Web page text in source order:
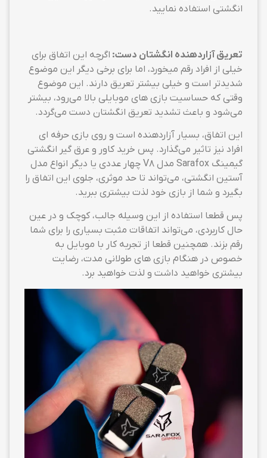
انگشتی استفاده نمایید.
تعریق آزاردهنده انگشتان دست: اگرچه این اتفاق برای
خیلی از افراد رقم میخورد، اما برای برخی دیگر این موضوع
شدیدتر است و خیلی بیشتر تعریق دارند. این موضوع
وقتی که حساسیت بازی های موبایلی بالا می‌رود، بیشتر
می‌شود و باعث تشدید تعریق انگشتان دست می‌گردد.
این اتفاق، بسیار آزاردهنده است و روی بازی حرفه ای
افراد نیز تاثیر می‌گذارد. پس خرید کاور و عرق گیر انگشتی
گیمینگ Sarafox مدل V8 چهار عددی یا دیگر انواع مدل
آستین انگشتی، می‌تواند تا حد موثری، جلوی این اتفاق را
بگیرد و شما از بازی خود لذت بیشتری ببرید.
پس قطعا استفاده از این وسیله جالب، کوچک و در عین
حال کاربردی، می‌تواند اتفاقات مثبت بسیاری را برای شما
رقم بزند. همچنین قطعا از تجربه کار با موبایل به
خصوص در هنگام بازی های طولانی مدت، رضایت
بیشتری خواهید داشت و لذت خواهید برد.